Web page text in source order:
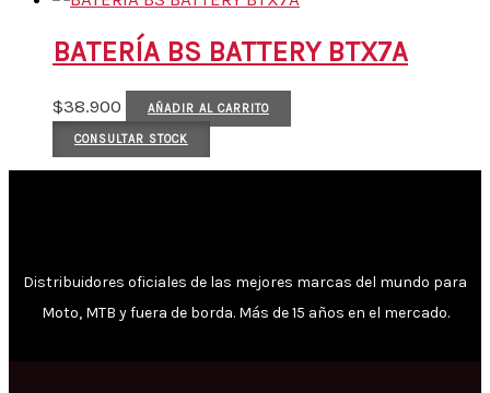
BATERÍA BS BATTERY BTX7A
$38.900 AÑADIR AL CARRITO
CONSULTAR STOCK
Distribuidores oficiales de las mejores marcas del mundo para
Moto, MTB y fuera de borda. Más de 15 años en el mercado.